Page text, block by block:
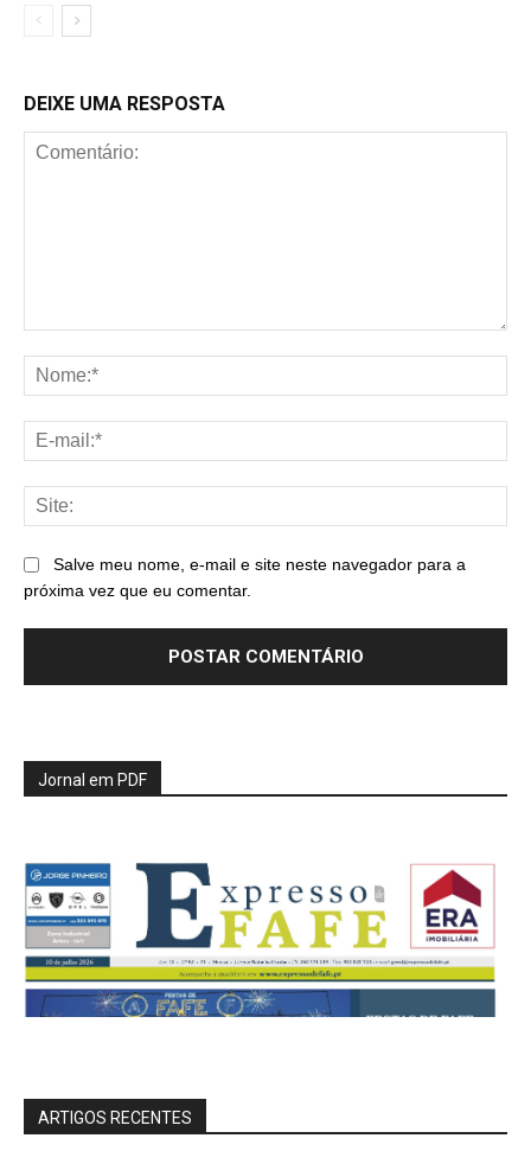
DEIXE UMA RESPOSTA
Salve meu nome, e-mail e site neste navegador para a
próxima vez que eu comentar.
Jornal em PDF
ARTIGOS RECENTES